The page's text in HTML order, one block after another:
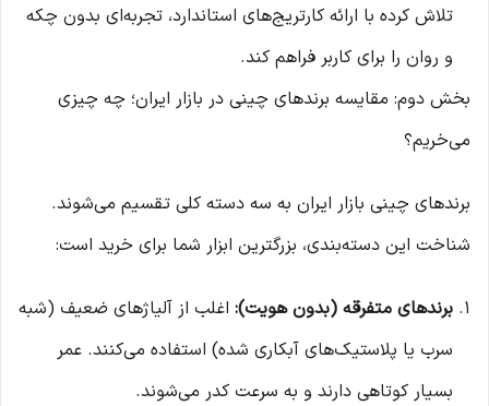
تلاش کرده با ارائه کارتریج‌های استاندارد، تجربه‌ای بدون چکه
و روان را برای کاربر فراهم کند.
بخش دوم: مقایسه برندهای چینی در بازار ایران؛ چه چیزی
می‌خریم؟
برندهای چینی بازار ایران به سه دسته کلی تقسیم می‌شوند.
شناخت این دسته‌بندی، بزرگترین ابزار شما برای خرید است:
برندهای متفرقه (بدون هویت): اغلب از آلیاژهای ضعیف (شبه
سرب یا پلاستیک‌های آبکاری شده) استفاده می‌کنند. عمر
بسیار کوتاهی دارند و به سرعت کدر می‌شوند.